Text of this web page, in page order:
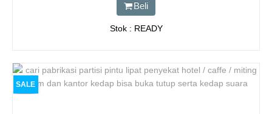
Beli
Stok : READY
SALE